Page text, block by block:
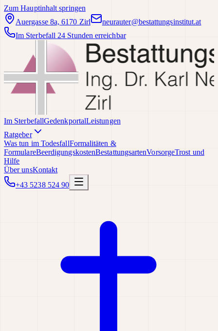
Zum Hauptinhalt springen
Auergasse 8a, 6170 Zirl
neurauter@bestattungsinstitut.at
Im Sterbefall 24 Stunden erreichbar
Im SterbefallGedenkportalLeistungen
Ratgeber
Was tun im TodesfallFormalitäten &
FormulareBeerdigungskostenBestattungsartenVorsorgeTrost und
Hilfe
Über unsKontakt
+43 5238 524 90